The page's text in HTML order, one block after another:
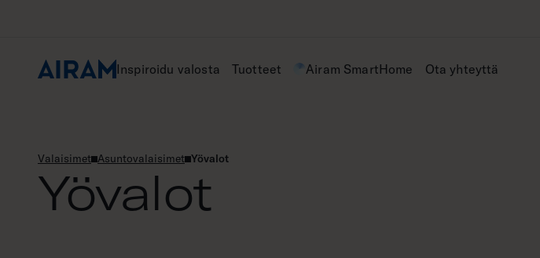
Inspiroidu valosta Tuotteet Airam SmartHome Ota yhteyttä
Valaisimet Asuntovalaisimet Yövalot
Yövalot